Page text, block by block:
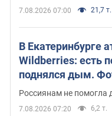
7.08.2026 07:00 21,7 т.
В Екатеринбурге
Wildberries: есть
поднялся дым.
Россиянам не помогла
7.08.2026 07:20 6,2 т.